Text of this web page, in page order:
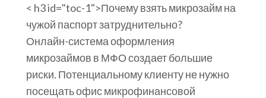
< h3 id="toc-1">Почему взять микрозайм на
чужой паспорт затруднительно?
Онлайн-система оформления
микрозаймов в МФО создает большие
риски. Потенциальному клиенту не нужно
посещать офис микрофинансовой